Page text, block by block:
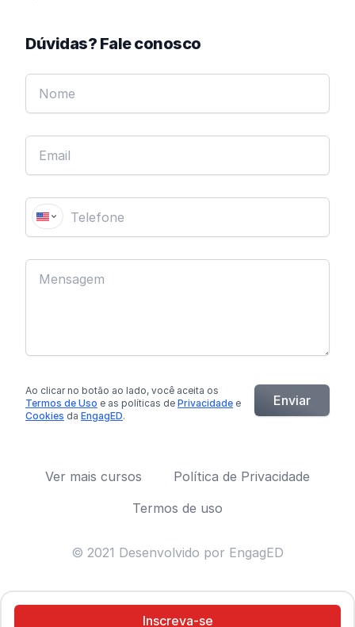
Inscreva-se
Dúvidas? Fale conosco
Ao clicar no botão ao lado, você aceita os
Termos de Uso e as políticas de Privacidade e
Cookies da EngagED.
Enviar
Ver mais cursos
Política de Privacidade
Termos de uso
© 2021 Desenvolvido por EngagED